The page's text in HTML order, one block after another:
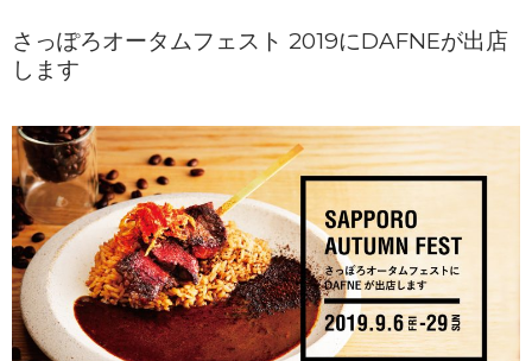
さっぽろオータムフェスト 2019にDAFNEが出店
します